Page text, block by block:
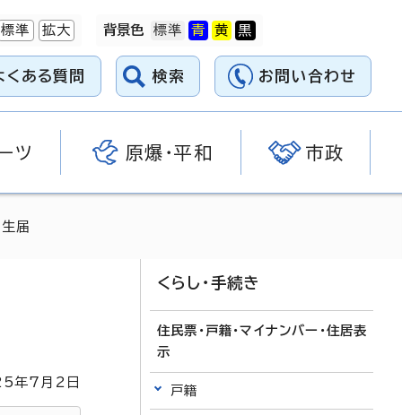
標準 拡大 背景色
くある質問 検索 お問い合わせ
ツ 原爆・平和 市政
届
年7月2日
くらし・手続き
住民票・戸籍・マイナンバー・住居表
示
戸籍